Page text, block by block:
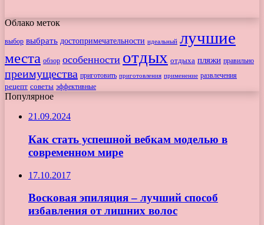
Облако меток
выбор выбрать достопримечательности идеальный лучшие
места обзор особенности отдых отдыха пляжи правильно
преимущества приготовить приготовления применение развлечения
рецепт советы эффективные
Популярное
21.09.2024
Как стать успешной вебкам моделью в
современном мире
17.10.2017
Восковая эпиляция – лучший способ
избавления от лишних волос